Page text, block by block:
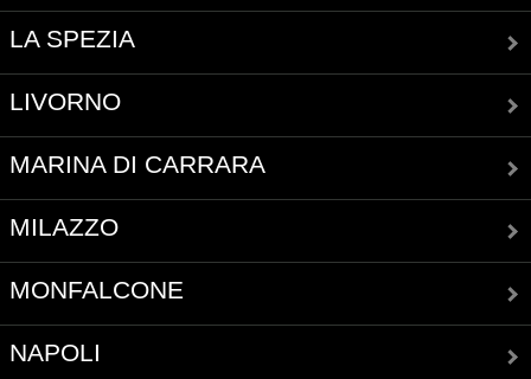
LA SPEZIA
LIVORNO
MARINA DI CARRARA
MILAZZO
MONFALCONE
NAPOLI